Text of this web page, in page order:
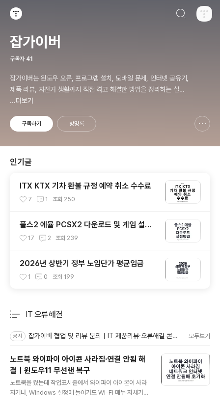
잡가이버
구독자 41
잡가이버는 윈도우 오류, 프로그램 설치, 모바일 문제, 인터넷 공유기,
제품 리뷰, 자전거 생활까지 직접 겪고 해결한 방법을 정리하는 실전
문제 해결 블로그입니다.
...더보기
구독하기 방명록
인기글
ITX KTX 기차 환불 규정 예약 취소 수수료
7 1 조회 250
플스2 에뮬 PCSX2 다운로드 및 게임 설정
방법 - PS2 세이브파일 및 최적화
17 2 조회 239
2026년 상반기 정부 노임단가 평균임금
1 0 조회 199
IT 오류해결
공지 잡가이버 협업 및 리뷰 문의｜IT 제품리뷰·오류해결 콘텐츠·자전거 장비 모두보기
노트북 와이파이 아이콘 사라짐·연결 안됨 해
결｜윈도우11 무선랜 복구
노트북을 켰는데 작업표시줄에서 와이파이 아이콘이 사라
지거나, Windows 설정에 들어가도 Wi-Fi 메뉴 자체가